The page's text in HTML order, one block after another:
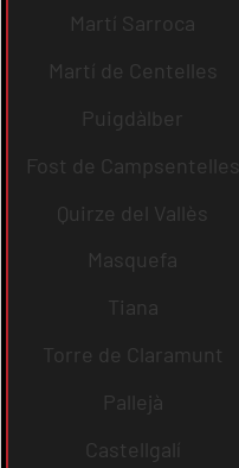
Martí Sarroca
Martí de Centelles
Puigdàlber
Fost de Campsentelles
Quirze del Vallès
Masquefa
Tiana
Torre de Claramunt
Pallejà
Castellgalí